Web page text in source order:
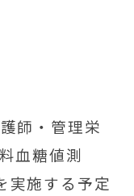
師・管理栄
血糖値測
実施する予定